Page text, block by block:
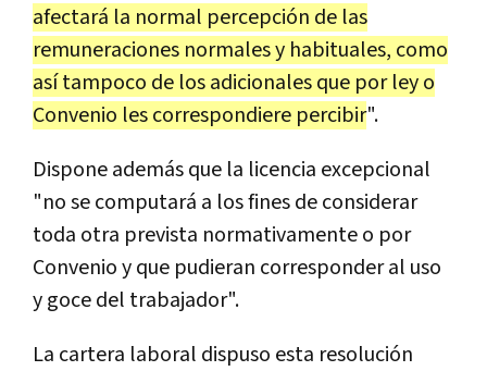
afectará la normal percepción de las
remuneraciones normales y habituales, como
así tampoco de los adicionales que por ley o
Convenio les correspondiere percibir".
Dispone además que la licencia excepcional
"no se computará a los fines de considerar
toda otra prevista normativamente o por
Convenio y que pudieran corresponder al uso
y goce del trabajador".
La cartera laboral dispuso esta resolución